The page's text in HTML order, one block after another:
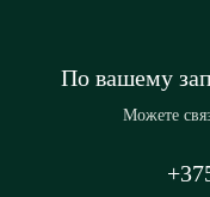
По вашему
Можете